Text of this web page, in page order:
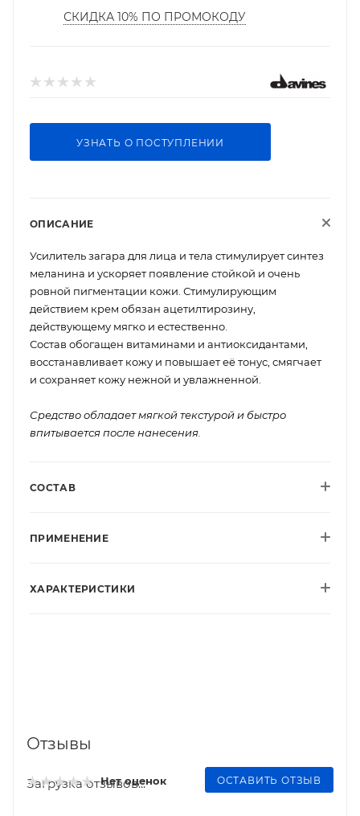
СКИДКА 10% ПО ПРОМОКОДУ
УЗНАТЬ О ПОСТУПЛЕНИИ
ОПИСАНИЕ
Усилитель загара для лица и тела стимулирует синтез
меланина и ускоряет появление стойкой и очень
ровной пигментации кожи. Стимулирующим
действием крем обязан ацетилтирозину,
действующему мягко и естественно.
Состав обогащен витаминами и антиоксидантами,
восстанавливает кожу и повышает её тонус, смягчает
и сохраняет кожу нежной и увлажненной.
Средство обладает мягкой текстурой и быстро
впитывается после нанесения.
СОСТАВ
ПРИМЕНЕНИЕ
ХАРАКТЕРИСТИКИ
Отзывы
Нет оценок ОСТАВИТЬ ОТЗЫВ
Загрузка отзывов...